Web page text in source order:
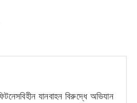
যানবাহন বিরুদ্ধে অভিযান